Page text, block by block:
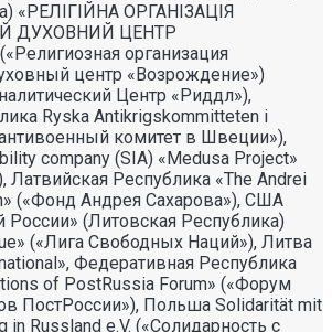
«РЕЛIГIЙНА ОРГАНIЗАЦIЯ
ДУХОВНИЙ ЦЕНТР
организация
центр «Возрождение»)
Центр «Риддл»),
Ryska Antikrigskommitteten i
комитет в Швеции»),
company (SIA) «Medusa Project»
Латвийская Республика «The Andrei
(«Фонд Андрея Сахарова»), США
(Литовская Республика)
(«Лига Свободных Наций»), Литва
Федеративная Республика
of PostRussia Forum» («Форум
ПостРоссии»), Польша Solidarität mit
in Russland e.V. («Солидарность с